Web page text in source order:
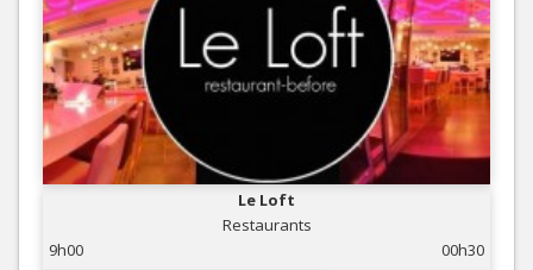
Le Loft
Restaurants
9h00
00h30